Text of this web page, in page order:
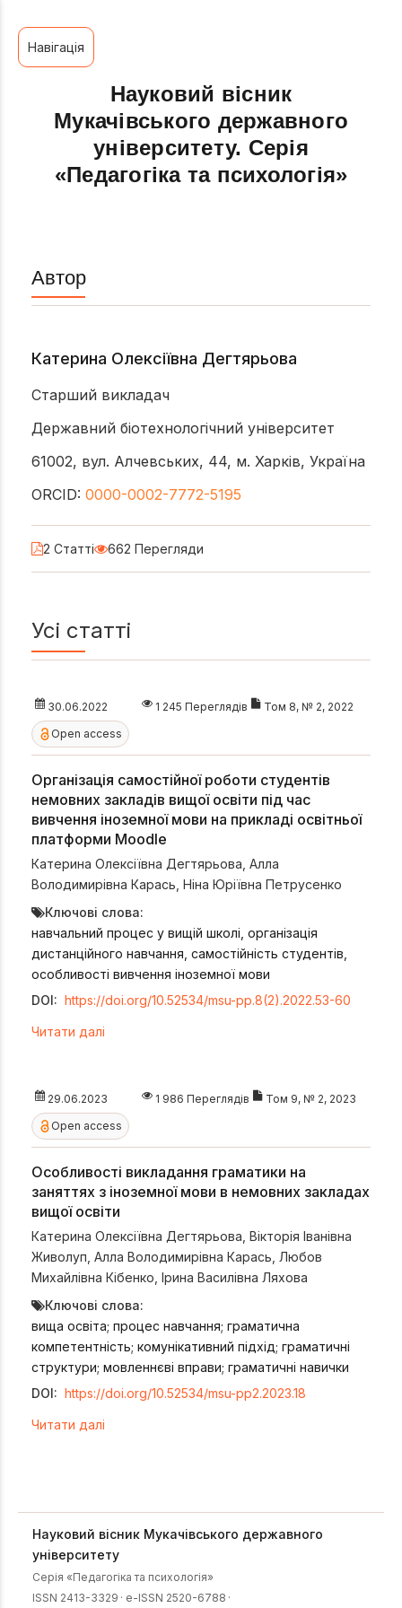
Навігація
Науковий вісник
Мукачівського державного
університету. Серія
«Педагогіка та психологія»
Автор
Катерина Олексіївна Дегтярьова
Старший викладач
Державний біотехнологічний університет
61002, вул. Алчевських, 44, м. Харків, Україна
ORCID: 0000-0002-7772-5195
2 Статті 662 Перегляди
Усі статті
30.06.2022 1 245 Переглядів Том 8, № 2, 2022
Open access
Організація самостійної роботи студентів
немовних закладів вищої освіти під час
вивчення іноземної мови на прикладі освітньої
платформи Moodle
Катерина Олексіївна Дегтярьова Алла
Володимирівна Карась Ніна Юріївна Петрусенко
Ключові слова:
навчальний процес у вищій школі, організація
дистанційного навчання, самостійність студентів,
особливості вивчення іноземної мови
DOI: https://doi.org/10.52534/msu-pp.8(2).2022.53-60
Читати далі
29.06.2023 1 986 Переглядів Том 9, № 2, 2023
Open access
Особливості викладання граматики на
заняттях з іноземної мови в немовних закладах
вищої освіти
Катерина Олексіївна Дегтярьова Вікторія Іванівна
Живолуп Алла Володимирівна Карась Любов
Михайлівна Кібенко Ірина Василівна Ляхова
Ключові слова:
вища освіта; процес навчання; граматична
компетентність; комунікативний підхід; граматичні
структури; мовленнєві вправи; граматичні навички
DOI: https://doi.org/10.52534/msu-pp2.2023.18
Читати далі
Науковий вісник Мукачівського державного
університету
Серія «Педагогіка та психологія»
ISSN 2413-3329 · e-ISSN 2520-6788 ·